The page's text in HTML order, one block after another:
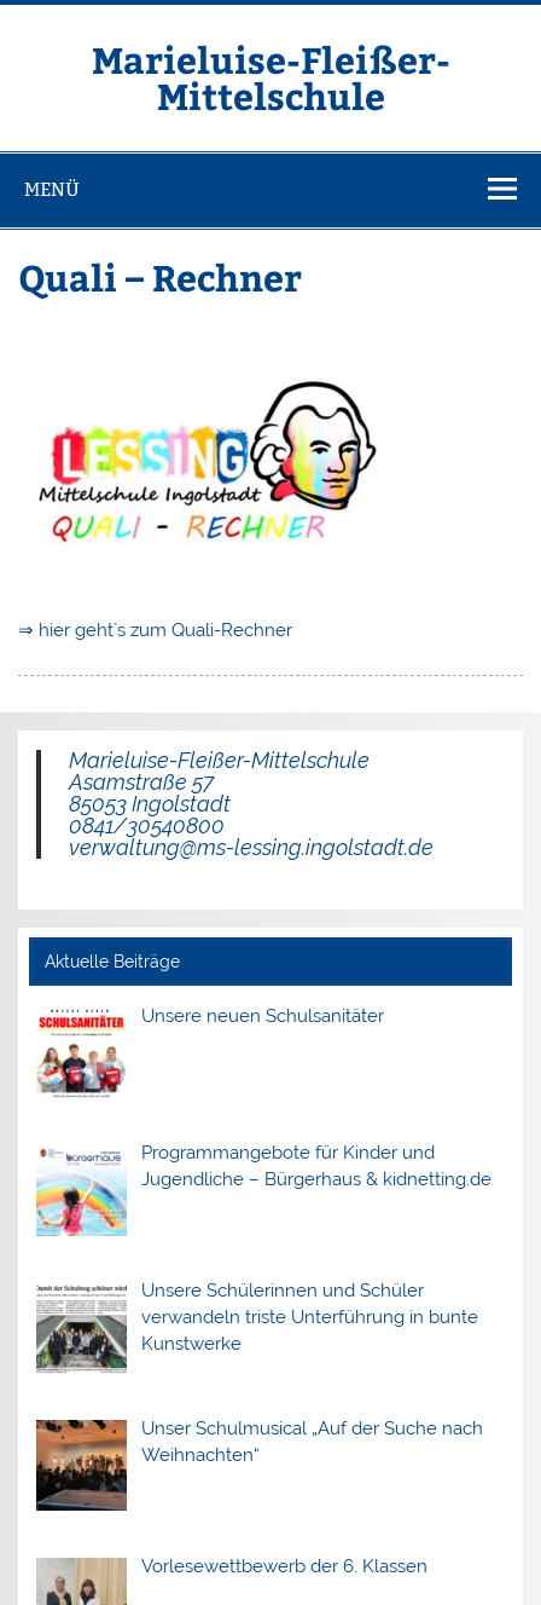
Zum
Marieluise-Fleißer-
Mittelschule
MENÜ
Quali – Rechner
⇒ hier geht´s zum Quali-Rechner
Marieluise-Fleißer-Mittelschule
Asamstraße 57
85053 Ingolstadt
0841/30540800
verwaltung@ms-lessing.ingolstadt.de
Aktuelle Beiträge
Unsere neuen Schulsanitäter
Programmangebote für Kinder und
Jugendliche – Bürgerhaus & kidnetting.de
Unsere Schülerinnen und Schüler
verwandeln triste Unterführung in bunte
Kunstwerke
Unser Schulmusical „Auf der Suche nach
Weihnachten“
Vorlesewettbewerb der 6. Klassen